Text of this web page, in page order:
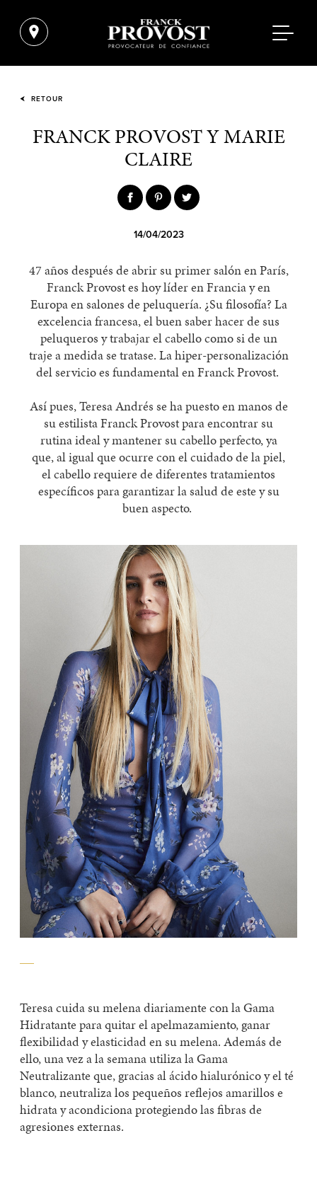
RETOUR
FRANCK PROVOST Y MARIE
CLAIRE
14/04/2023
47 años después de abrir su primer salón en París,
Franck Provost es hoy líderen Francia y en
Europaen salones de peluquería. ¿Su filosofía? La
excelencia francesa, el buen saber hacerde sus
peluqueros y trabajar el cabello como si de un
traje a medidase tratase. Lahiper-personalización
del servicio es fundamental en Franck Provost.
Así pues, Teresa Andrés se ha puesto en manos de
su estilistaFranck Provostpara encontrar su
rutina idealy mantener su cabello perfecto, ya
que, al igual que ocurre con el cuidado de la piel,
el cabello requiere de diferentes tratamientos
específicos para garantizar la saludde este y su
buen aspecto.
Teresa cuida su melenadiariamente con laGama
Hidratante para quitar el apelmazamiento, ganar
flexibilidad y elasticidad en su melena. Además de
ello, una vez a la semana utiliza laGama
Neutralizante que, gracias al ácido hialurónico y el té
blanco, neutraliza los pequeños reflejos amarillos e
hidrata y acondiciona protegiendo las fibras de
agresiones externas.